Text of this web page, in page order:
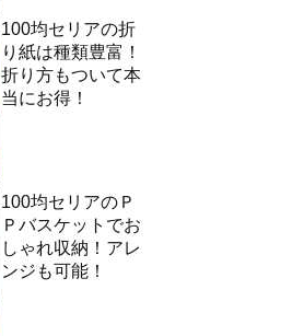
100均セリアの折
り紙は種類豊富！
折り方もついて本
当にお得！
100均セリアのＰ
Ｐバスケットでお
しゃれ収納！アレ
ンジも可能！